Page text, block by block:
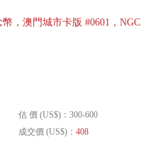
，澳門城市卡版 #0601，NGC
估 價 (US$)：300-600
成交價 (US$)： 408